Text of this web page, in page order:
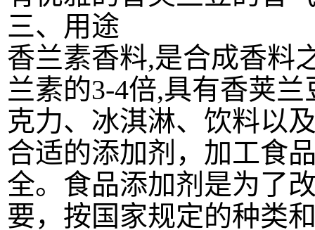
三、用途
香兰素香料,是合成香料
兰素的3-4倍,具有香荚
克力、冰淇淋、饮料以
合适的添加剂，加工食
全。食品添加剂是为了
要，按国家规定的种类